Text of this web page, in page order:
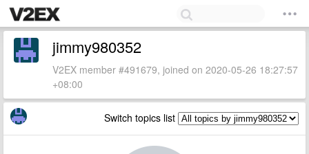
jimmy980352
V2EX member #491679, joined on 2020-05-26 18:27:57
+08:00
Switch topics list